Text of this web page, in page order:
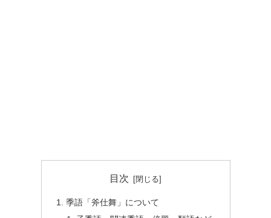
目次
季語「斧仕舞」について